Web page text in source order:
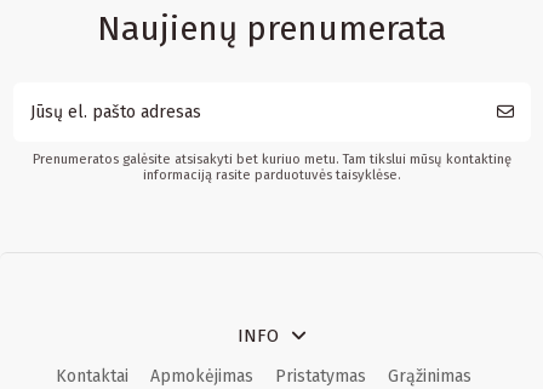
Naujienų prenumerata
Prenumeratos galėsite atsisakyti bet kuriuo metu. Tam tikslui mūsų kontaktinę
informaciją rasite parduotuvės taisyklėse.
INFO
Kontaktai Apmokėjimas Pristatymas Grąžinimas